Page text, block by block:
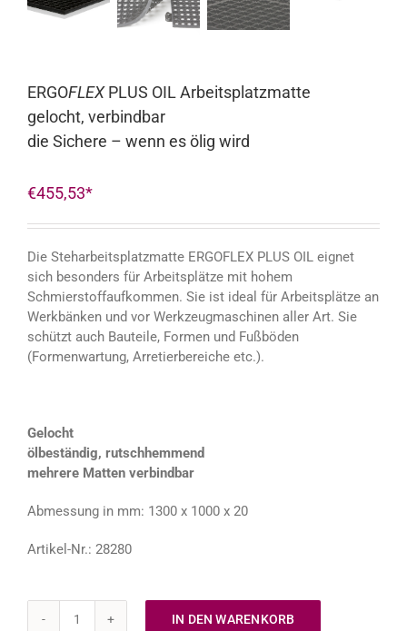
ERGOFLEXPLUS OIL Arbeitsplatzmatte
gelocht, verbindbar
die Sichere – wenn es ölig wird
€455,53
Die Steharbeitsplatzmatte ERGOFLEX PLUS OIL eignet
sich besonders für Arbeitsplätze mit hohem
Schmierstoffaufkommen. Sie ist ideal für Arbeitsplätze an
Werkbänken und vor Werkzeugmaschinen aller Art. Sie
schützt auch Bauteile, Formen und Fußböden
(Formenwartung, Arretierbereiche etc.).
Gelocht
ölbeständig, rutschhemmend
mehrere Matten verbindbar
Abmessung in mm: 1300 x 1000 x 20
Artikel-Nr.: 28280
ERGOFLEX
IN DEN WARENKORB